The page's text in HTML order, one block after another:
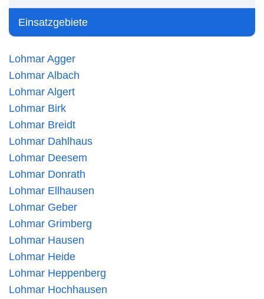
Einsatzgebiete
Lohmar Agger
Lohmar Albach
Lohmar Algert
Lohmar Birk
Lohmar Breidt
Lohmar Dahlhaus
Lohmar Deesem
Lohmar Donrath
Lohmar Ellhausen
Lohmar Geber
Lohmar Grimberg
Lohmar Hausen
Lohmar Heide
Lohmar Heppenberg
Lohmar Hochhausen